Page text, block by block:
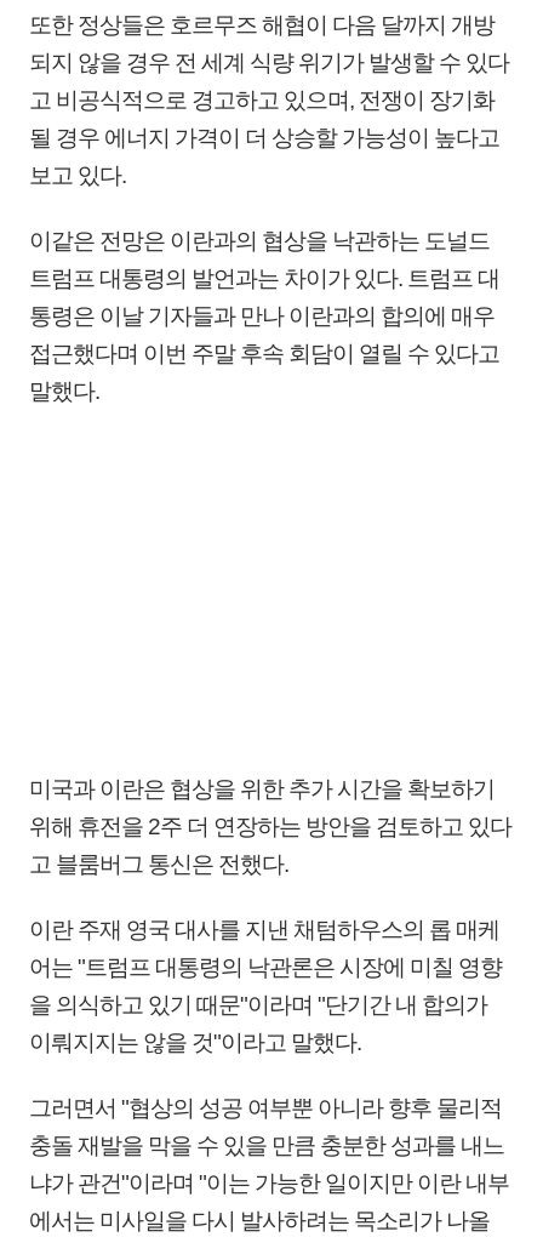
또한 정상들은 호르무즈 해협이 다음 달까지 개방
되지 않을 경우 전 세계 식량 위기가 발생할 수 있다
고 비공식적으로 경고하고 있으며, 전쟁이 장기화
될 경우 에너지 가격이 더 상승할 가능성이 높다고
보고 있다.
이같은 전망은 이란과의 협상을 낙관하는 도널드
트럼프 대통령의 발언과는 차이가 있다. 트럼프 대
통령은 이날 기자들과 만나 이란과의 합의에 매우
접근했다며 이번 주말 후속 회담이 열릴 수 있다고
말했다.
미국과 이란은 협상을 위한 추가 시간을 확보하기
위해 휴전을 2주 더 연장하는 방안을 검토하고 있다
고 블룸버그 통신은 전했다.
이란 주재 영국 대사를 지낸 채텀하우스의 롭 매케
어는 "트럼프 대통령의 낙관론은 시장에 미칠 영향
을 의식하고 있기 때문"이라며 "단기간 내 합의가
이뤄지지는 않을 것"이라고 말했다.
그러면서 "협상의 성공 여부뿐 아니라 향후 물리적
충돌 재발을 막을 수 있을 만큼 충분한 성과를 내느
냐가 관건"이라며 "이는 가능한 일이지만 이란 내부
에서는 미사일을 다시 발사하려는 목소리가 나올